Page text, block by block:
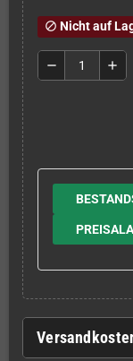
block Nicht auf
remove add